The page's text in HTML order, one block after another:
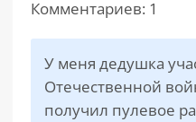
Комментариев: 1
У меня дедушка
Отечественной
получил пулевое